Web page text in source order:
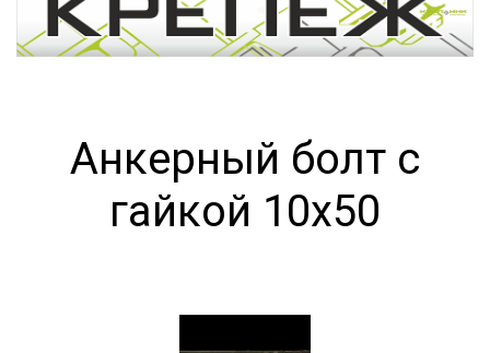
Анкерный болт с
гайкой 10х50